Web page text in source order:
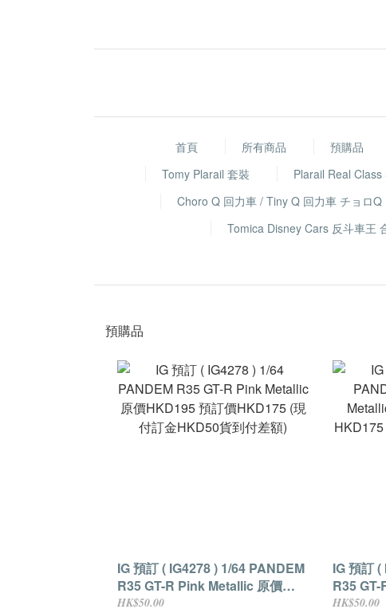
首頁 所有商品 預購品
Tomy Plarail 套裝
Plarail Real Class
Choro Q 回力車 / Tiny Q 回力車 チョロQ
Tomica Disney Cars 反斗車王
預購品
IG 預訂 ( IG4278 ) 1/64 PANDEM
R35 GT-R Pink Metallic 原價
HKD195 預訂價HKD175 (現付訂
HK$50.00
IG 預訂
R35 GT-
HKD195
HK$50.00